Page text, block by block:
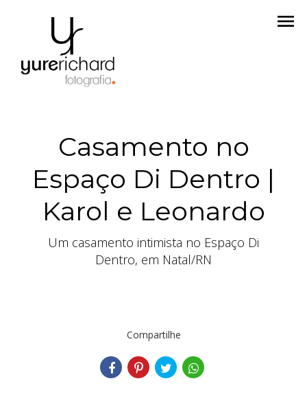
menu
Casamento no
Espaço Di Dentro |
Karol e Leonardo
Um casamento intimista no Espaço Di
Dentro, em Natal/RN
Compartilhe